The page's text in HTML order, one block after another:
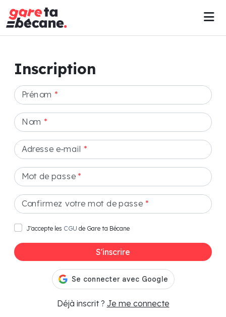
Inscription
Prénom *
Nom *
Adresse e-mail *
Mot de passe*
Confirmez votre mot de passe *
J'accepte les CGU de Gare ta Bécane
S'inscrire
Déjà inscrit ? Je me connecte